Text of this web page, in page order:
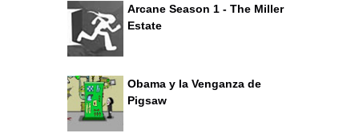
Arcane Season 1 - The Miller
Estate
Obama y la Venganza de
Pigsaw